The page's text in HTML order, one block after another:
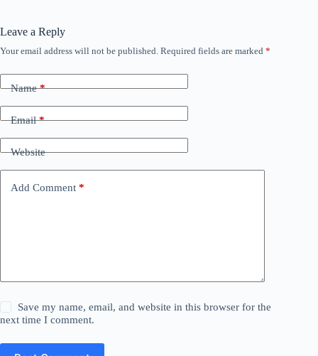
Leave a Reply
Your email address will not be published. Required fields are marked *
Name*
Email*
Website
Add Comment *
Save my name, email, and website in this browser for the
next time I comment.